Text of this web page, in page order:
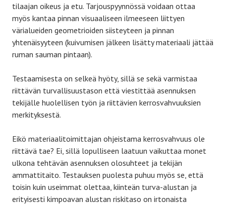
tilaajan oikeus ja etu. Tarjouspyynnössä voidaan ottaa
myös kantaa pinnan visuaaliseen ilmeeseen liittyen
värialueiden geometrioiden siisteyteen ja pinnan
yhtenäisyyteen (kuivumisen jälkeen lisätty materiaali jättää
ruman sauman pintaan).
Testaamisesta on selkeä hyöty, sillä se sekä varmistaa
riittävän turvallisuustason että viestittää asennuksen
tekijälle huolellisen työn ja riittävien kerrosvahvuuksien
merkityksestä.
Eikö materiaalitoimittajan ohjeistama kerrosvahvuus ole
riittävä tae? Ei, sillä lopulliseen laatuun vaikuttaa monet
ulkona tehtävän asennuksen olosuhteet ja tekijän
ammattitaito. Testauksen puolesta puhuu myös se, että
toisin kuin useimmat olettaa, kiinteän turva-alustan ja
erityisesti kimpoavan alustan riskitaso on irtonaista